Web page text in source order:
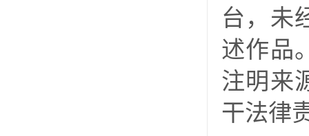
台，未
述作品
注明来
干法律